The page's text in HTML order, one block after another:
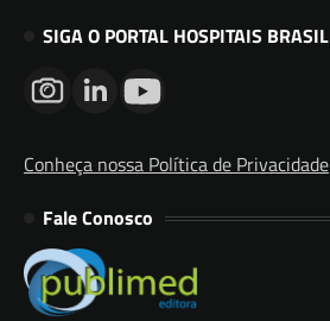
SIGA O PORTAL HOSPITAIS BRASIL
Conheça nossa Política de Privacidade
Fale Conosco